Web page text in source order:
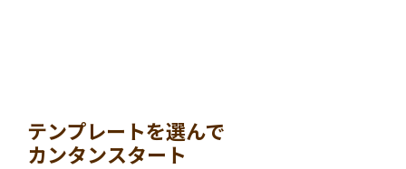
テンプレートを選んで
カンタンスタート